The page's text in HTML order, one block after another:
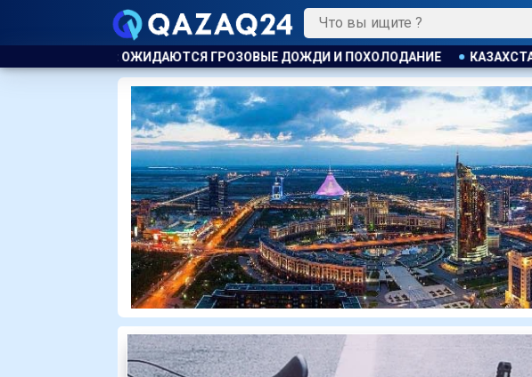
ДОЖДИ И ПОХОЛОДАНИЕ КАЗАХСТАНЕЦ КУПИЛ ЗЕМЕЛЬНЫЙ